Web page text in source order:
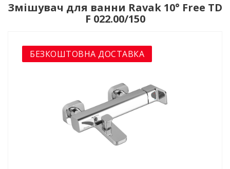
Змішувач для ванни Ravak 10° Free TD
F 022.00/150
БЕЗКОШТОВНА ДОСТАВКА